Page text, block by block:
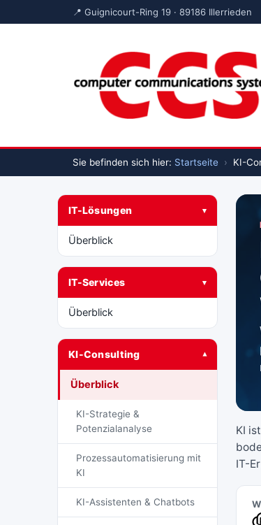
📍 Guignicourt-Ring 19 · 89186 Illerrieden
Sie befinden sich hier: Startseite › KI-
IT-Lösungen ▾
Überblick
IT-Services ▾
Überblick
KI-Consulting ▾
Überblick
KI-Strategie &
Potenzialanalyse
Prozessautomatisierung mit
KI
KI-Assistenten & Chatbots
KI
IT-